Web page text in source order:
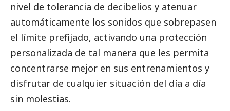
nivel de tolerancia de decibelios y atenuar
automáticamente los sonidos que sobrepasen
el límite prefijado, activando una protección
personalizada de tal manera que les permita
concentrarse mejor en sus entrenamientos y
disfrutar de cualquier situación del día a día
sin molestias.